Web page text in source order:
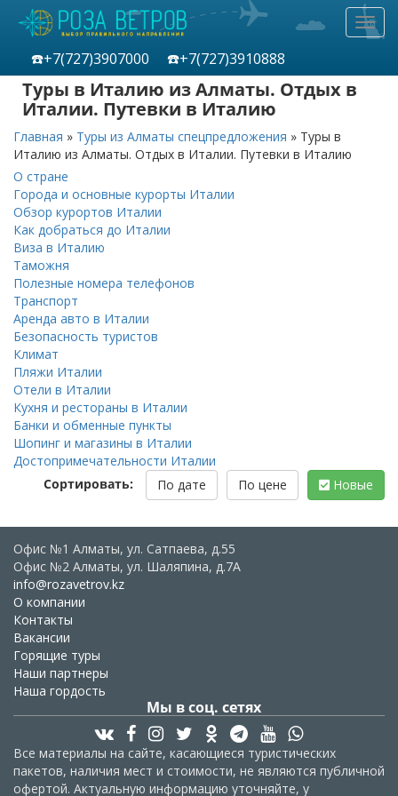
☎️+7(727)3907000 ☎️+7(727)3910888
Туры в Италию из Алматы. Отдых в
Италии. Путевки в Италию
Главная » Туры из Алматы спецпредложения » Туры в
Италию из Алматы. Отдых в Италии. Путевки в Италию
О стране
Города и основные курорты Италии
Обзор курортов Италии
Как добраться до Италии
Виза в Италию
Таможня
Полезные номера телефонов
Транспорт
Аренда авто в Италии
Безопасность туристов
Климат
Пляжи Италии
Отели в Италии
Кухня и рестораны в Италии
Банки и обменные пункты
Шопинг и магазины в Италии
Достопримечательности Италии
Сортировать:
По дате По цене Новые
Офис №1 Алматы, ул. Сатпаева, д.55
Офис №2 Алматы, ул. Шаляпина, д.7А
info@rozavetrov.kz
О компании
Контакты
Вакансии
Горящие туры
Наши партнеры
Наша гордость
Мы в соц. сетях
Все материалы на сайте, касающиеся туристических
пакетов, наличия мест и стоимости, не являются публичной
офертой. Актуальную информацию уточняйте, у